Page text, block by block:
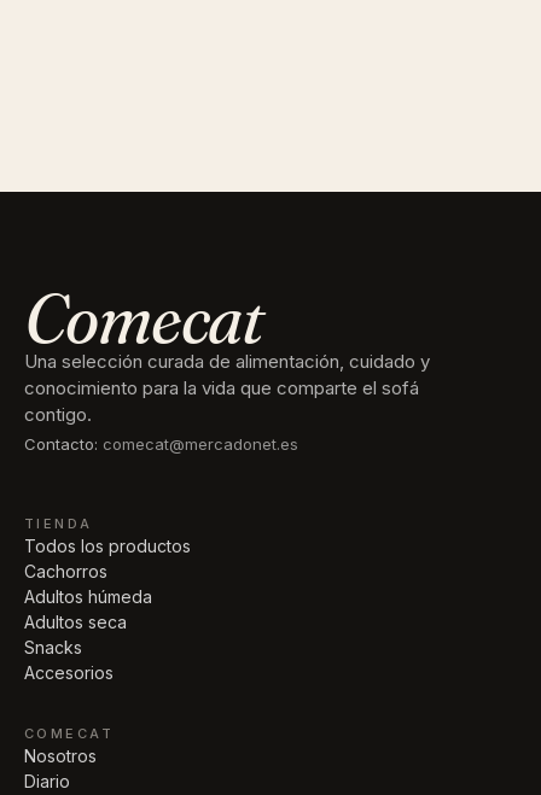
Comecat
Una selección curada de alimentación, cuidado y
conocimiento para la vida que comparte el sofá
contigo.
Contacto: comecat@mercadonet.es
TIENDA
Todos los productos
Cachorros
Adultos húmeda
Adultos seca
Snacks
Accesorios
COMECAT
Nosotros
Diario